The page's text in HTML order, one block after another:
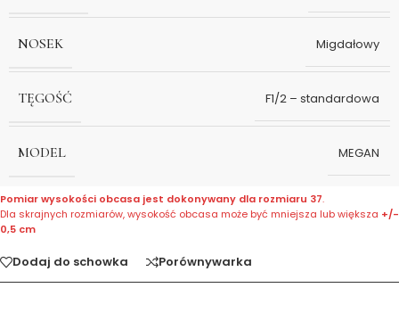
NOSEK Migdałowy
TĘGOŚĆ F1/2 – standardowa
MODEL MEGAN
Pomiar wysokości obcasa jest dokonywany dla rozmiaru 37.
Dla skrajnych rozmiarów, wysokość obcasa może być mniejsza lub większa +/-
0,5 cm
Dodaj do schowka Porównywarka